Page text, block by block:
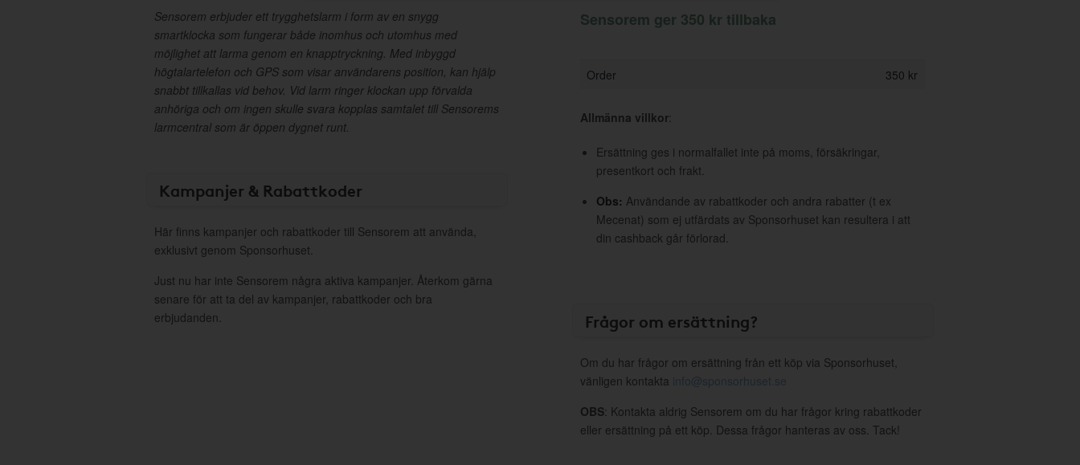
Sensorem erbjuder ett trygghetslarm i form av en snygg
smartklocka som fungerar både inomhus och utomhus med
möjlighet att larma genom en knapptryckning. Med inbyggd
högtalartelefon och GPS som visar användarens position, kan hjälp
snabbt tillkallas vid behov. Vid larm ringer klockan upp förvalda
anhöriga och om ingen skulle svara kopplas samtalet till Sensorems
larmcentral som är öppen dygnet runt.
Kampanjer & Rabattkoder
Här finns kampanjer och rabattkoder till Sensorem att använda,
exklusivt genom Sponsorhuset.
Just nu har inte Sensorem några aktiva kampanjer. Återkom gärna
senare för att ta del av kampanjer, rabattkoder och bra
erbjudanden.
Sensorem ger 350 kr tillbaka
Order 350 kr
Allmänna villkor:
Ersättning ges i normalfallet inte på moms, försäkringar,
presentkort och frakt.
Obs: Användande av rabattkoder och andra rabatter (t ex
Mecenat) som ej utfärdats av Sponsorhuset kan resultera i att
din cashback går förlorad.
Frågor om ersättning?
Om du har frågor om ersättning från ett köp via Sponsorhuset,
vänligen kontakta info@sponsorhuset.se
OBS: Kontakta aldrig Sensorem om du har frågor kring rabattkoder
eller ersättning på ett köp. Dessa frågor hanteras av oss. Tack!